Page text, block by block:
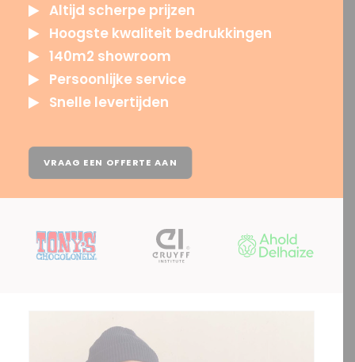
Altijd scherpe prijzen
Hoogste kwaliteit bedrukkingen
140m2 showroom
Persoonlijke service
Snelle levertijden
VRAAG EEN OFFERTE AAN